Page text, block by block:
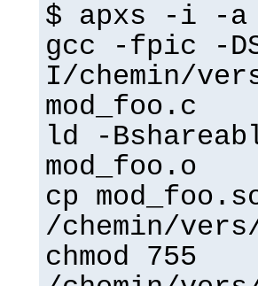
$ apxs -i -a
gcc -fpic -
I/chemin/
mod_foo.c
ld -
mod_foo.o
cp
/chemin/
chmod 755